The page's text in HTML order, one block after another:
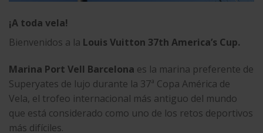
¡A toda vela!
Bienvenidos a la Louis Vuitton 37th America’s Cup.
Marina Port Vell Barcelona es la marina preferente de
Superyates de lujo durante la 37ª Copa América de
Vela, el trofeo internacional más antiguo del mundo
que está considerado como uno de los retos deportivos
más difíciles.